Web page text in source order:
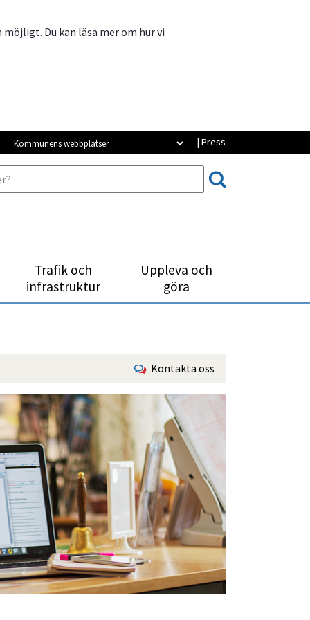
Du kan läsa mer om hur vi
| Press
Kommunens webbplatser
Trafik och
infrastruktur
Uppleva och
göra
Kontakta oss